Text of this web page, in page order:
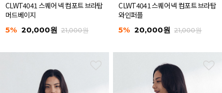
CLWT4041 스퀘어 넥 컴포트 브라탑
머드베이지
5% 20,000원 21,000원
CLWT4041 스퀘어 넥 컴포트 브라탑
와인퍼플
5% 20,000원 21,000원